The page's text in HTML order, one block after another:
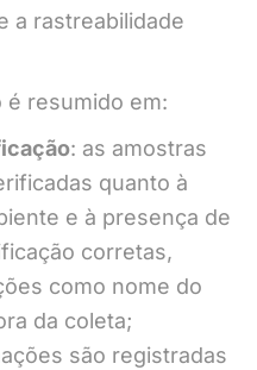
a rastreabilidade
é resumido em:
: as amostras
quanto à
e à presença de
corretas,
como nome do
da coleta;
são registradas